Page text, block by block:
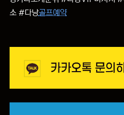
소 #다낭골프예약